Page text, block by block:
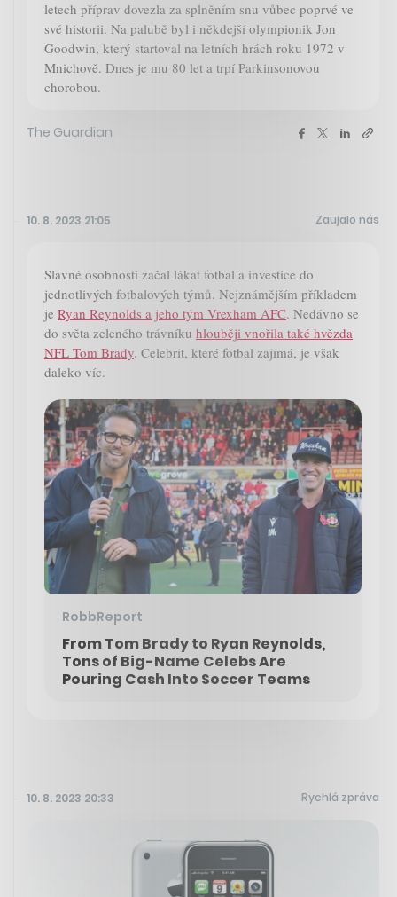
letech příprav dovezla za splněním snu vůbec poprvé ve
své historii. Na palubě byl i někdejší olympionik Jon
Goodwin, který startoval na letních hrách roku 1972 v
Mnichově. Dnes je mu 80 let a trpí Parkinsonovou
chorobou.
The Guardian
10. 8. 2023 21:05 Zaujalo nás
Slavné osobnosti začal lákat fotbal a investice do
jednotlivých fotbalových týmů. Nejznámějším příkladem
je Ryan Reynolds a jeho tým Vrexham AFC. Nedávno se
do světa zeleného trávníku hlouběji vnořila také hvězda
NFL Tom Brady. Celebrit, které fotbal zajímá, je však
daleko víc.
RobbReport
From Tom Brady to Ryan Reynolds,
Tons of Big-Name Celebs Are
Pouring Cash Into Soccer Teams
10. 8. 2023 20:33 Rychlá zpráva